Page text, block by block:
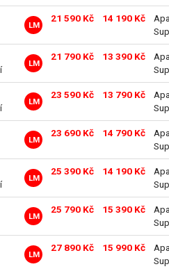
LM
21 590 Kč 14 190 Kč
LM
21 790 Kč 13 390 Kč
LM
23 590 Kč 13 790 Kč
LM
23 690 Kč 14 790 Kč
LM
25 390 Kč 14 190 Kč
LM
25 790 Kč 15 390 Kč
LM
27 890 Kč 15 990 Kč